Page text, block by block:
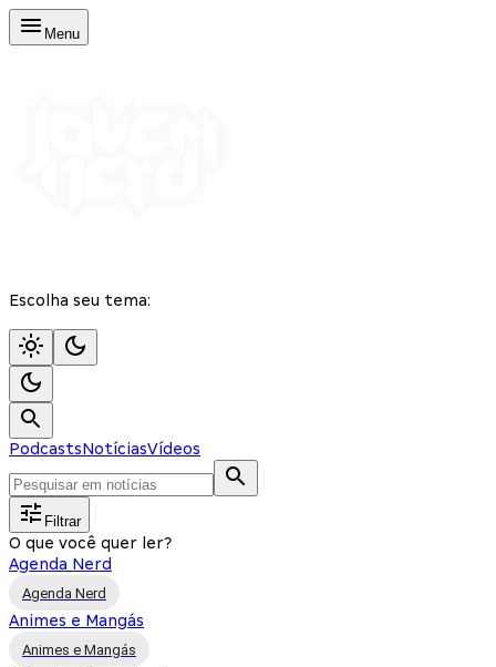
Menu
Escolha seu tema:
PodcastsNotíciasVídeos
Filtrar
O que você quer ler?
Agenda Nerd
Agenda Nerd
Animes e Mangás
Animes e Mangás